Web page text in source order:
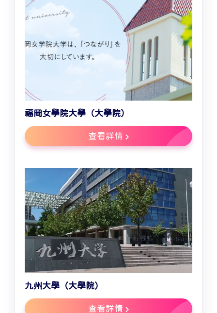
福岡女學院大學（大學院）
查看詳情
九州大學（大學院）
查看詳情